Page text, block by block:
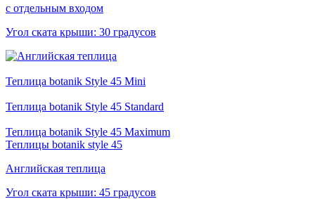
с отдельным входом
Угол ската крыши: 30 градусов
Теплица botanik Style 45 Mini
Теплица botanik Style 45 Standard
Теплица botanik Style 45 Maximum
Теплицы botanik style 45
Английская теплица
Угол ската крыши: 45 градусов